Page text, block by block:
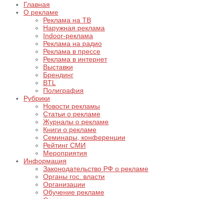
Главная
О рекламе
Реклама на ТВ
Наружная реклама
Indoor-реклама
Реклама на радио
Реклама в прессе
Реклама в интернет
Выставки
Брендинг
BTL
Полиграфия
Рубрики
Новости рекламы
Статьи о рекламе
Журналы о рекламе
Книги о рекламе
Семинары, конференции
Рейтинг СМИ
Мероприятия
Информация
Законодательство РФ о рекламе
Органы гос. власти
Организации
Обучение рекламе